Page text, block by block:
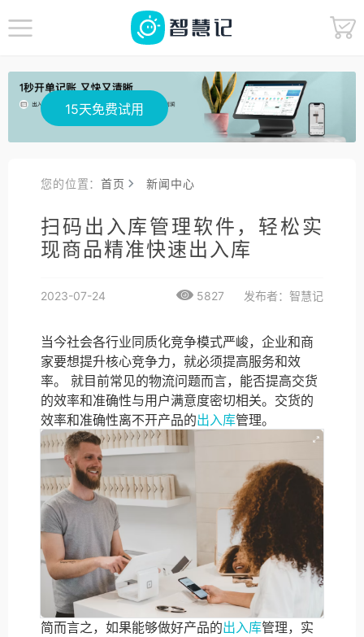
15天免费试用
您的位置：首页 新闻中心
扫码出入库管理软件，轻松实
现商品精准快速出入库
2023-07-24 5827 发布者：智慧记
当今社会各行业同质化竞争模式严峻，企业和商
家要想提升核心竞争力，就必须提高服务和效
率。 就目前常见的物流问题而言，能否提高交货
的效率和准确性与用户满意度密切相关。交货的
效率和准确性离不开产品的出入库管理。
简而言之，如果能够做好产品的出入库管理，实